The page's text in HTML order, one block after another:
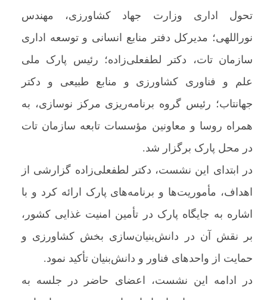
تحول اداری وزارت جهاد کشاورزی، مهندس
نوراللهی؛ مدیرکل دفتر منابع انسانی و توسعه اداری
سازمان تات، دکتر لطفعلی‌زاده؛ رئیس پارک ملی
علم و فناوری کشاورزی و منابع طبیعی و دکتر
جهانتاب؛ رئیس گروه برنامه‌ریزی مرکز نوسازی، به
همراه روسا و معاونین مؤسسات تابعه سازمان تات
در محل پارک برگزار شد.
در ابتدای این نشست، دکتر لطفعلی‌زاده گزارشی از
اهداف، مأموریت‌ها و برنامه‌های پارک ارائه کرد و با
اشاره به جایگاه پارک در تأمین امنیت غذایی کشور،
بر نقش آن در دانش‌بنیان‌سازی بخش کشاورزی و
حمایت از واحدهای فناور و دانش‌بنیان تأکید نمود.
در ادامه این نشست، اعضای حاضر در جلسه به